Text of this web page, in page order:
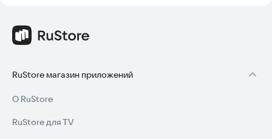
RuStore магазин приложений
О RuStore
RuStore для TV